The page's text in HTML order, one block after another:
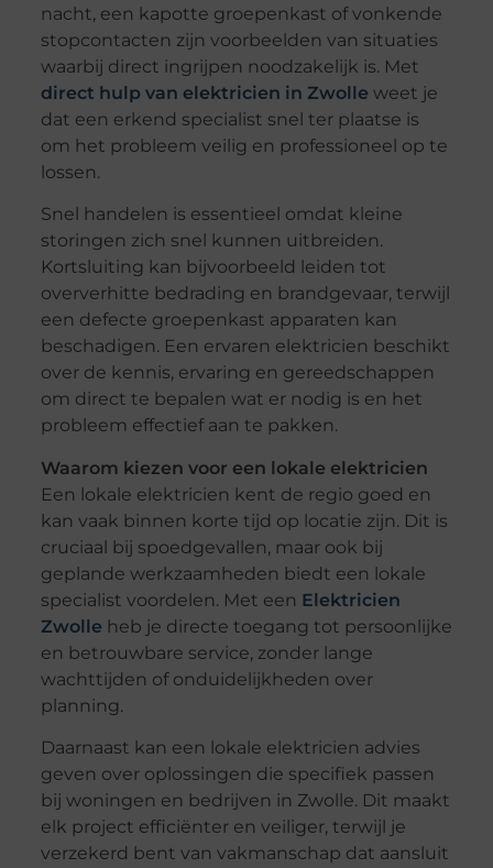
nacht, een kapotte groepenkast of vonkende
stopcontacten zijn voorbeelden van situaties
waarbij direct ingrijpen noodzakelijk is. Met
direct hulp van elektricien in Zwolle weet je
dat een erkend specialist snel ter plaatse is
om het probleem veilig en professioneel op te
lossen.
Snel handelen is essentieel omdat kleine
storingen zich snel kunnen uitbreiden.
Kortsluiting kan bijvoorbeeld leiden tot
oververhitte bedrading en brandgevaar, terwijl
een defecte groepenkast apparaten kan
beschadigen. Een ervaren elektricien beschikt
over de kennis, ervaring en gereedschappen
om direct te bepalen wat er nodig is en het
probleem effectief aan te pakken.
Waarom kiezen voor een lokale elektricien
Een lokale elektricien kent de regio goed en
kan vaak binnen korte tijd op locatie zijn. Dit is
cruciaal bij spoedgevallen, maar ook bij
geplande werkzaamheden biedt een lokale
specialist voordelen. Met een Elektricien
Zwolle heb je directe toegang tot persoonlijke
en betrouwbare service, zonder lange
wachttijden of onduidelijkheden over
planning.
Daarnaast kan een lokale elektricien advies
geven over oplossingen die specifiek passen
bij woningen en bedrijven in Zwolle. Dit maakt
elk project efficiënter en veiliger, terwijl je
verzekerd bent van vakmanschap dat aansluit